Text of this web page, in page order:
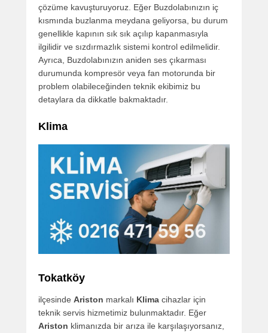
çözüme kavuşturuyoruz. Eğer Buzdolabınızın iç
kısmında buzlanma meydana geliyorsa, bu durum
genellikle kapının sık sık açılıp kapanmasıyla
ilgilidir ve sızdırmazlık sistemi kontrol edilmelidir.
Ayrıca, Buzdolabınızın aniden ses çıkarması
durumunda kompresör veya fan motorunda bir
problem olabileceğinden teknik ekibimiz bu
detaylara da dikkatle bakmaktadır.
Klima
Tokatköy
ilçesinde Ariston markalı Klima cihazlar için
teknik servis hizmetimiz bulunmaktadır. Eğer
Ariston klimanızda bir arıza ile karşılaşıyorsanız,